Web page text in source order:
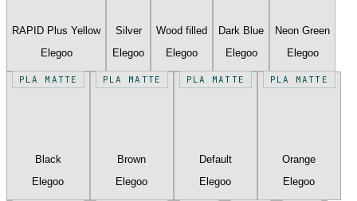
RAPID Plus Yellow
Elegoo
Silver
Elegoo
Wood filled
Elegoo
Dark Blue
Elegoo
Neon Green
Elegoo
PLA MATTE
Black
Elegoo
PLA MATTE
Brown
Elegoo
PLA MATTE
Default
Elegoo
PLA MATTE
Orange
Elegoo